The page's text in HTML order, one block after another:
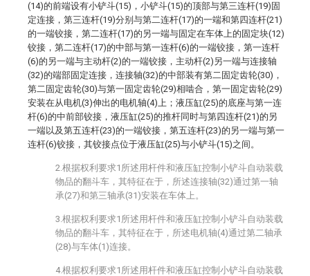
(14)的前端设有小铲斗(15)，小铲斗(15)的顶部与第三连杆(19)固
定连接，第三连杆(19)分别与第二连杆(17)的一端和第四连杆(21)
的一端铰接，第二连杆(17)的另一端与固定在车体上的固定块(12)
铰接，第二连杆(17)的中部与第一连杆(6)的一端铰接，第一连杆
(6)的另一端与主动杆(2)的一端铰接，主动杆(2)另一端与连接轴
(32)的端部固定连接，连接轴(32)的中部装有第二固定齿轮(30)，
第二固定齿轮(30)与第一固定齿轮(29)相啮合，第一固定齿轮(29)
安装在从电机(3)伸出的电机轴(4)上；液压缸(25)的底座与第一连
杆(6)的中前部铰接，液压缸(25)的推杆同时与第四连杆(21)的另
一端以及第五连杆(23)的一端铰接，第五连杆(23)的另一端与第一
连杆(6)铰接，其铰接点位于液压缸(25)与小铲斗(15)之间。
2.根据权利要求1所述用杆件和液压缸控制小铲斗自动装载
物品的翻斗车，其特征在于，所述连接轴(32)通过第一轴
承(27)和第三轴承(31)安装在车体上。
3.根据权利要求1所述用杆件和液压缸控制小铲斗自动装载
物品的翻斗车，其特征在于，所述电机轴(4)通过第二轴承
(28)与车体(1)连接。
4.根据权利要求1所述用杆件和液压缸控制小铲斗自动装载